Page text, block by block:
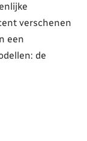
verschenen
een
de